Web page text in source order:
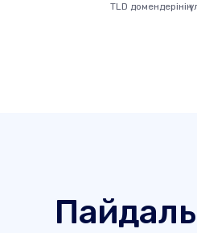
TLD домендерінің